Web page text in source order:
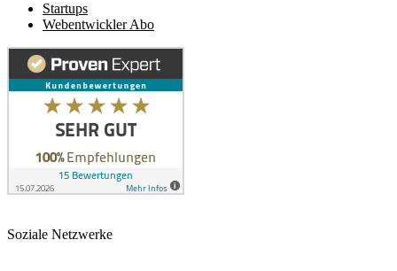
Startups
Webentwickler Abo
Soziale Netzwerke